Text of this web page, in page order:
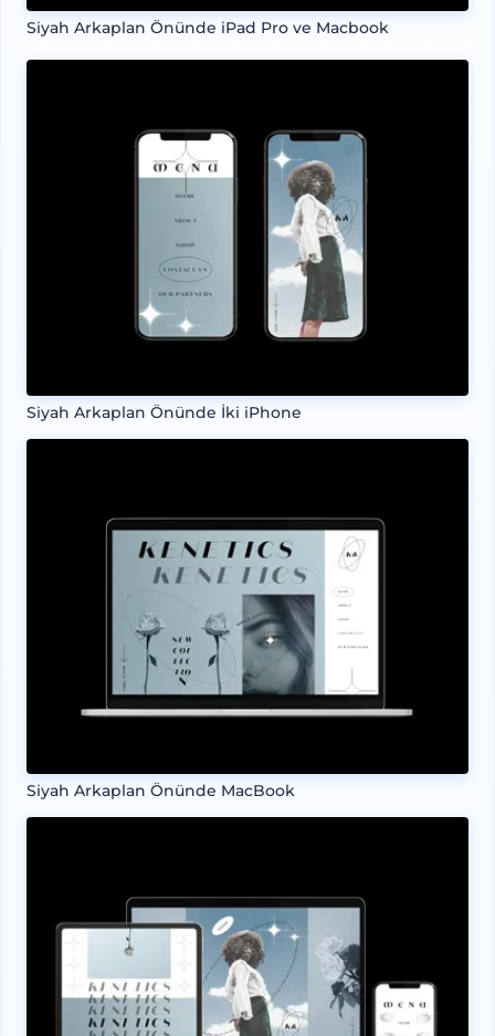
Siyah Arkaplan Önünde iPad Pro ve Macbook
Siyah Arkaplan Önünde İki iPhone
Siyah Arkaplan Önünde MacBook